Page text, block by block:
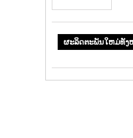
ຜະລິດຕະພັນໃຫມ່ທັງ